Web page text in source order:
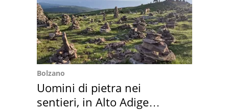
Bolzano
Uomini di pietra nei
sentieri, in Alto Adige